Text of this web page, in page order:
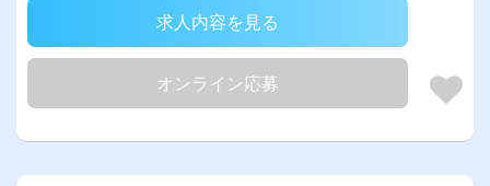
求人内容を見る
オンライン応募